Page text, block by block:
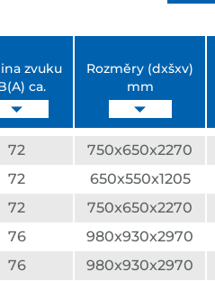
zvuku
ca.
Rozměry (dxšxv)
mm
72 750x650x2270
72 650x550x1205
72 750x650x2270
76 980x930x2970
76 980x930x2970